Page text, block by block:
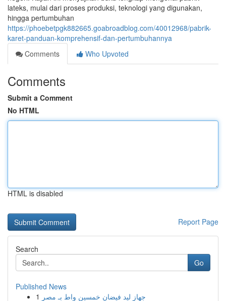
lateks, mulai dari proses produksi, teknologi yang digunakan,
hingga pertumbuhan
https://phoebetpgk882665.goabroadblog.com/40012968/pabrik-
karet-panduan-komprehensif-dan-pertumbuhannya
Comments
Who Upvoted
Comments
Submit a Comment
No HTML
HTML is disabled
Report Page
Search
Go
Published News
1 جهاز ليد فيضان خمسين واط بـ مصر